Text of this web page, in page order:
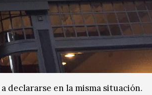
declararse en la misma situación.